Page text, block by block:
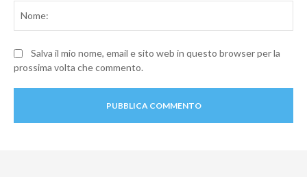
Salva il mio nome, email e sito web in questo browser per la
prossima volta che commento.